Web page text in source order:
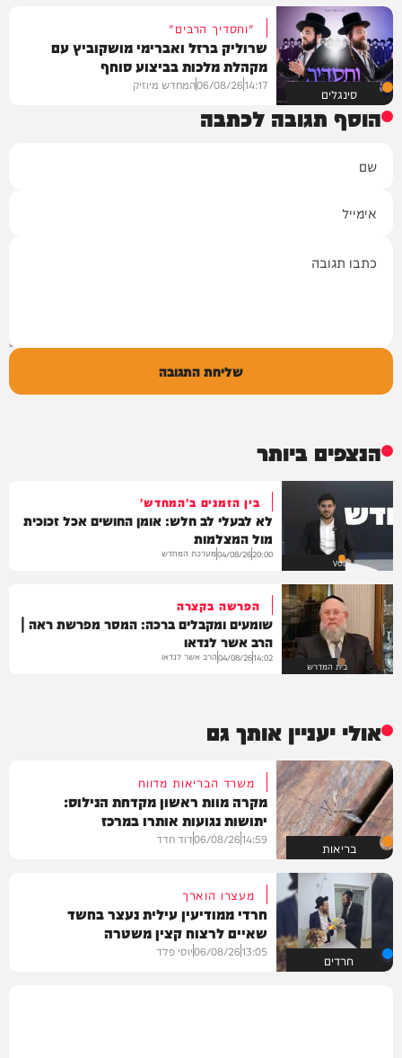
סינגלים
"וחסדיך הרבים"
שרוליק ברזל ואברימי מושקוביץ עם
מקהלת מלכות בביצוע סוחף
14:17
06/08/26המחדש מיוזיק
הוסף תגובה לכתבה
שליחת התגובה
הנצפים ביותר
VOD
בין הזמנים ב'המחדש'
לא לבעלי לב חלש: אומן החושים אכל זכוכית
מול המצלמות
20:00
04/08/26מערכת המחדש
בית המדרש
הפרשה בקצרה
שומעים ומקבלים ברכה: המסר מפרשת ראה |
הרב אשר לנדאו
14:02
04/08/26הרב אשר לנדאו
אולי יעניין אותך גם
בריאות
משרד הבריאות מדווח
מקרה מוות ראשון מקדחת הנילוס:
יתושות נגועות אותרו במרכז
14:59
06/08/26דוד חדד
חרדים
מעצרו הוארך
חרדי ממודיעין עילית נעצר בחשד
שאיים לרצוח קצין משטרה
13:05
06/08/26יוסי פלד